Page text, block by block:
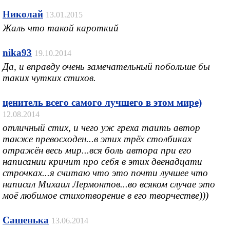
Николай 13.01.2015
Жаль что такой кароткий
nika93 19.10.2014
Да, и вправду очень замечательный побольше бы
таких чутких стихов.
ценитель всего самого лучшего в этом мире)
12.08.2014
отличный стих, и чего уж греха таить автор
также превосходен...в этих трёх столбиках
отражён весь мир...вся боль автора при его
написании кричит про себя в этих двенадцати
строчках...я считаю что это почти лучшее что
написал Михаил Лермонтов...во всяком случае это
моё любимое стихотворение в его творчестве)))
Сашенька 13.06.2014